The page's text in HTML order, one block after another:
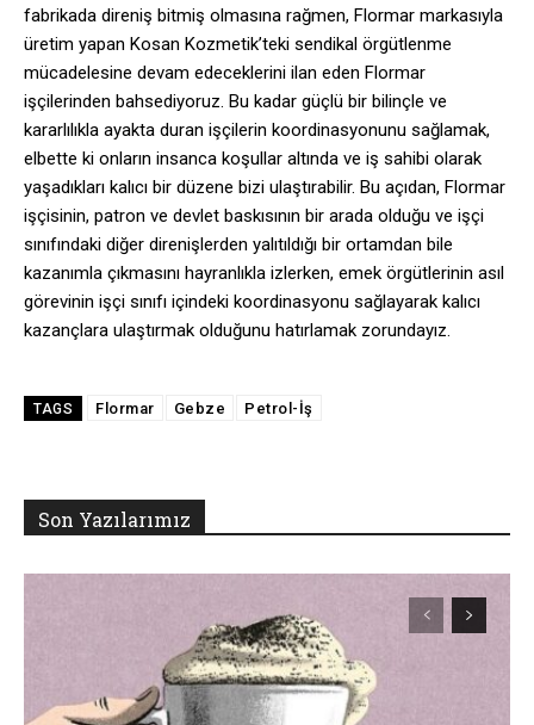
fabrikada direniş bitmiş olmasına rağmen, Flormar markasıyla
üretim yapan Kosan Kozmetik’teki sendikal örgütlenme
mücadelesine devam edeceklerini ilan eden Flormar
işçilerinden bahsediyoruz. Bu kadar güçlü bir bilinçle ve
kararlılıkla ayakta duran işçilerin koordinasyonunu sağlamak,
elbette ki onların insanca koşullar altında ve iş sahibi olarak
yaşadıkları kalıcı bir düzene bizi ulaştırabilir. Bu açıdan, Flormar
işçisinin, patron ve devlet baskısının bir arada olduğu ve işçi
sınıfındaki diğer direnişlerden yalıtıldığı bir ortamdan bile
kazanımla çıkmasını hayranlıkla izlerken, emek örgütlerinin asıl
görevinin işçi sınıfı içindeki koordinasyonu sağlayarak kalıcı
kazançlara ulaştırmak olduğunu hatırlamak zorundayız.
TAGS Flormar Gebze Petrol-İş
Son Yazılarımız